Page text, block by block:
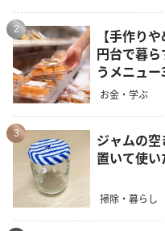
2
【手作り
円台で暮
うメニュー
お金・学ぶ
3
ジャムの
置いて使い
掃除・暮らし